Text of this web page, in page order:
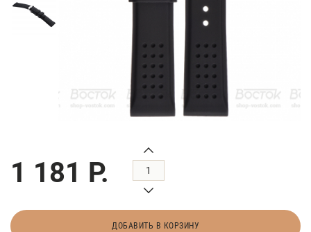
1 181 Р.
ДОБАВИТЬ В КОРЗИНУ